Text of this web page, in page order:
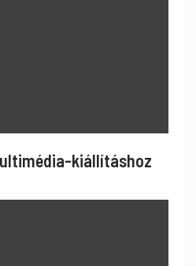
kiállításhoz